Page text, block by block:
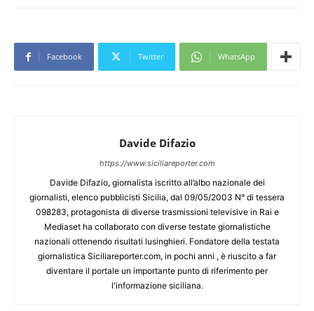
Facebook Twitter WhatsApp
Davide Difazio
https://www.siciliareporter.com
Davide Difazio, giornalista iscritto all’albo nazionale dei
giornalisti, elenco pubblicisti Sicilia, dal 09/05/2003 N° di tessera
098283, protagonista di diverse trasmissioni televisive in Rai e
Mediaset ha collaborato con diverse testate giornalistiche
nazionali ottenendo risultati lusinghieri. Fondatore della testata
giornalistica Siciliareporter.com, in pochi anni , è riuscito a far
diventare il portale un importante punto di riferimento per
l'informazione siciliana.